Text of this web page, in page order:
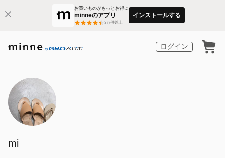
お買いものがもっとお得に
minneのアプリ
3万件以上
インストールする
ログイン
mi